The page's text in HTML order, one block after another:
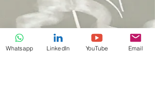
Whatsapp LinkedIn YouTube Email